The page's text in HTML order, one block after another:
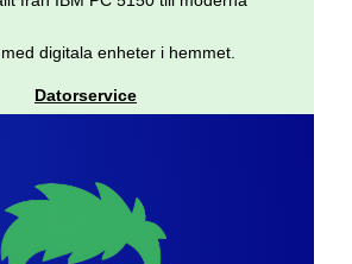
digitala enheter i hemmet.
Datorservice